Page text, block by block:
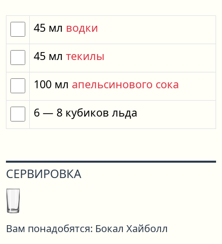
45 мл водки
45 мл текилы
100 мл апельсинового сока
6 — 8 кубиков льда
СЕРВИРОВКА
Вам понадобятся: Бокал Хайболл